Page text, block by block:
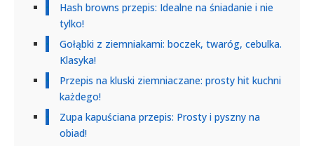
Hash browns przepis: Idealne na śniadanie i nie
tylko!
Gołąbki z ziemniakami: boczek, twaróg, cebulka.
Klasyka!
Przepis na kluski ziemniaczane: prosty hit kuchni
każdego!
Zupa kapuściana przepis: Prosty i pyszny na
obiad!